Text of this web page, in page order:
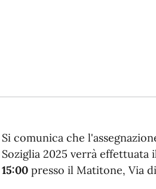
Descrizione
Si comunica che
Soziglia 2025 verrà effettuata
15:00presso il Matitone, Via